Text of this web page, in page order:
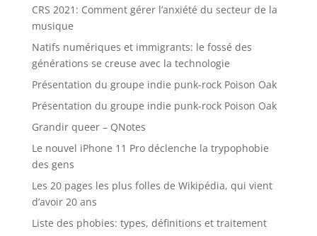
CRS 2021: Comment gérer l’anxiété du secteur de la
musique
Natifs numériques et immigrants: le fossé des
générations se creuse avec la technologie
Présentation du groupe indie punk-rock Poison Oak
Présentation du groupe indie punk-rock Poison Oak
Grandir queer – QNotes
Le nouvel iPhone 11 Pro déclenche la trypophobie
des gens
Les 20 pages les plus folles de Wikipédia, qui vient
d’avoir 20 ans
Liste des phobies: types, définitions et traitement